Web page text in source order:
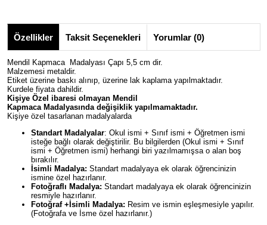
Özellikler Taksit Seçenekleri Yorumlar (0)
Mendil Kapmaca Madalyası Çapı 5,5 cm dir.
Malzemesi metaldir.
Etiket üzerine baskı alınıp, üzerine lak kaplama yapılmaktadır.
Kurdele fiyata dahildir.
Kişiye Özel ibaresi olmayan Mendil
Kapmaca Madalyasında değişiklik yapılmamaktadır.
Kişiye özel tasarlanan madalyalarda
Standart Madalyalar: Okul ismi + Sınıf ismi + Öğretmen ismi
isteğe bağlı olarak değiştirilir. Bu bilgilerden (Okul ismi + Sınıf
ismi + Öğretmen ismi) herhangi biri yazılmamışsa o alan boş
bırakılır.
İsimli Madalya: Standart madalyaya ek olarak öğrencinizin
ismine özel hazırlanır.
Fotoğraflı Madalya: Standart madalyaya ek olarak öğrencinizin
resmiyle hazırlanır.
Fotoğraf +İsimli Madalya: Resim ve ismin eşleşmesiyle yapılır.
(Fotoğrafa ve İsme özel hazırlanır.)